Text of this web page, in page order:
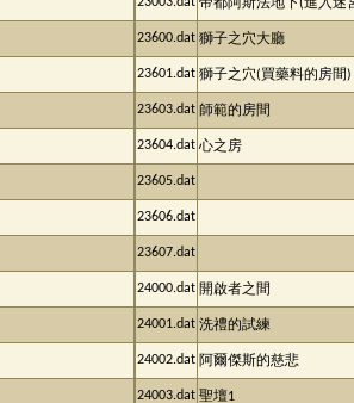
帝都阿斯法地下(進入迷
23600.dat 獅子之穴大廳
23601.dat 獅子之穴(買藥料的房間)
23603.dat 師範的房間
23604.dat 心之房
23605.dat
23606.dat
23607.dat
24000.dat 開啟者之間
24001.dat 洗禮的試練
24002.dat 阿爾傑斯的慈悲
24003.dat 聖壇1